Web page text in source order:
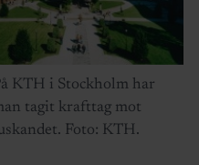
KTH i Stockholm har
tagit krafttag mot
Foto: KTH.